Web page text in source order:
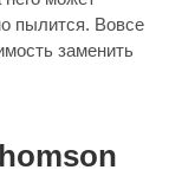
пылится. Вовсе
заменить